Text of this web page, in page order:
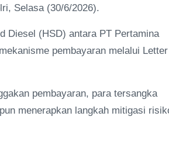
Selasa (30/6/2026).
Diesel (HSD) antara PT Pertamina
pembayaran melalui
pembayaran, para tersangka
menerapkan langkah mitigasi